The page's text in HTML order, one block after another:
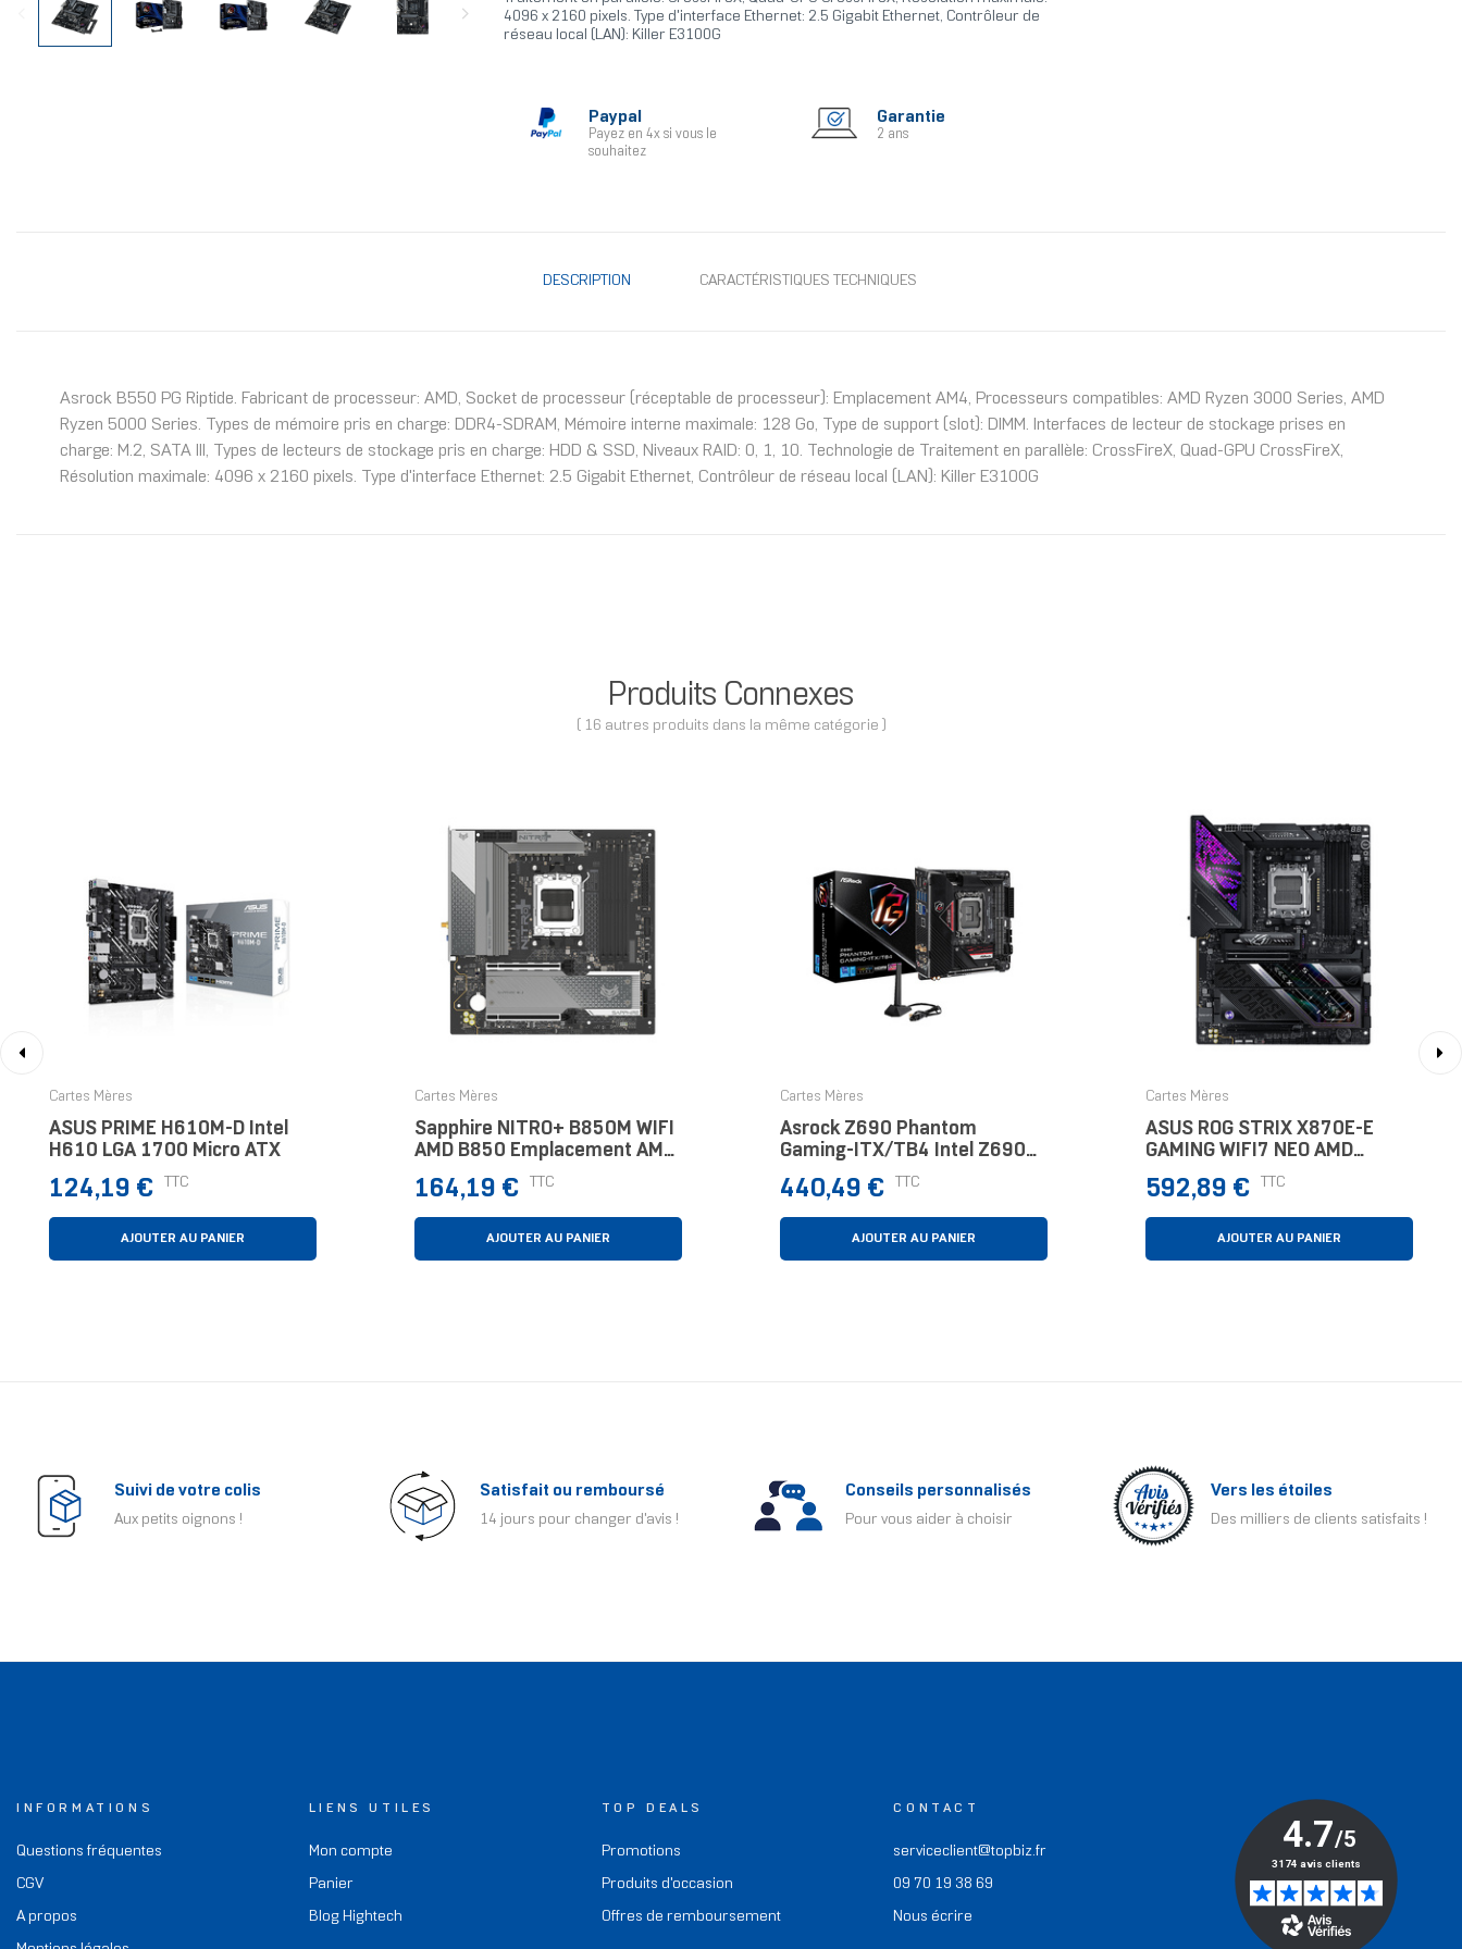
4096 x 2160 pixels. Type d'interface Ethernet: 2.5 Gigabit Ethernet, Contrôleur de
réseau local (LAN): Killer E3100G
Paypal
Payez en 4x si vous le
souhaitez
Garantie
2 ans
DESCRIPTION CARACTÉRISTIQUES TECHNIQUES
Asrock B550 PG Riptide. Fabricant de processeur: AMD, Socket de processeur (réceptable de processeur): Emplacement AM4, Processeurs compatibles: AMD Ryzen 3000 Series, AMD
Ryzen 5000 Series. Types de mémoire pris en charge: DDR4-SDRAM, Mémoire interne maximale: 128 Go, Type de support (slot): DIMM. Interfaces de lecteur de stockage prises en
charge: M.2, SATA III, Types de lecteurs de stockage pris en charge: HDD & SSD, Niveaux RAID: 0, 1, 10. Technologie de Traitement en parallèle: CrossFireX, Quad-GPU CrossFireX,
Résolution maximale: 4096 x 2160 pixels. Type d'interface Ethernet: 2.5 Gigabit Ethernet, Contrôleur de réseau local (LAN): Killer E3100G
Produits Connexes
( 16 autres produits dans la même catégorie )
Cartes Mères
ASUS PRIME H610M-D Intel
H610 LGA 1700 Micro ATX
Prix
124,19 € TTC
AJOUTER AU PANIER
Cartes Mères
Sapphire NITRO+ B850M WIFI
AMD B850 Emplacement AM5
Prix
164,19 € TTC
AJOUTER AU PANIER
Cartes Mères
Asrock Z690 Phantom
Gaming-ITX/TB4 Intel Z690
LGA 1700 Mini ITX
Prix
440,49 € TTC
AJOUTER AU PANIER
Cartes Mères
ASUS ROG STRIX X870E-E
GAMING WIFI7 NEO AMD
X870E Emplacement AM5
ATX
Prix
592,89 € TTC
AJOUTER AU PANIER
Suivi de votre colis
Aux petits oignons !
Satisfait ou remboursé
14 jours pour changer d'avis !
Conseils personnalisés
Pour vous aider à choisir
Vers les étoiles
Des milliers de clients satisfaits !
INFORMATIONS
Questions fréquentes
CGV
A propos
LIENS UTILES
Mon compte
Panier
Blog Hightech
TOP DEALS
Promotions
Produits d'occasion
Offres de remboursement
CONTACT
serviceclient@topbiz.fr
09 70 19 38 69
Nous écrire